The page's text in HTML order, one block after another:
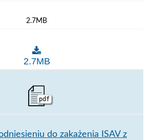
2.7MB
nadzorowanych w sektorze
2.7MB
pdf
do zakażenia ISAV z